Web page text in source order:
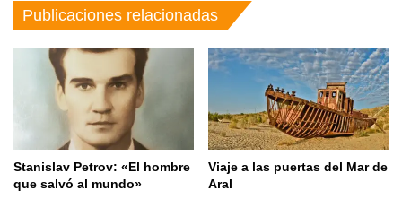
Publicaciones relacionadas
Stanislav Petrov: «El hombre
que salvó al mundo»
Viaje a las puertas del Mar de
Aral